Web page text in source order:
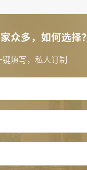
众多，如何选择？
键填写，私人订制